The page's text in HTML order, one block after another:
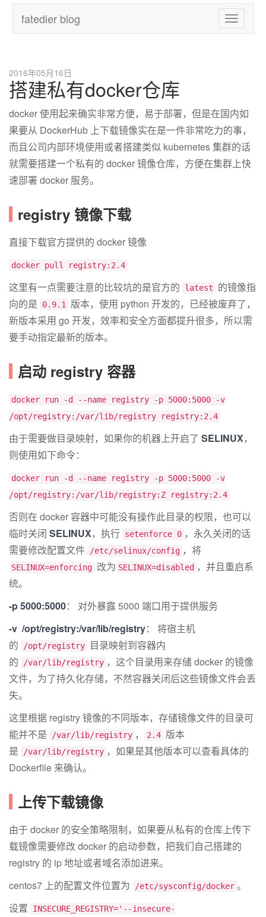
Toggle
fatedier blog
2016年05月16日
搭建私有docker仓库
docker 使用起来确实非常方便，易于部署，但是在国内如
果要从 DockerHub 上下载镜像实在是一件非常吃力的事，
而且公司内部环境使用或者搭建类似 kubernetes 集群的话
就需要搭建一个私有的 docker 镜像仓库，方便在集群上快
速部署 docker 服务。
registry 镜像下载
直接下载官方提供的 docker 镜像
docker pull registry:2.4
这里有一点需要注意的比较坑的是官方的 latest
的镜像指
向的是
0.9.1
版本，使用 python 开发的，已经被废弃了，
新版本采用 go 开发，效率和安全方面都提升很多，所以需
要手动指定最新的版本。
启动 registry 容器
docker run -d --name registry -p 5000:5000 -v
/opt/registry:/var/lib/registry registry:2.4
由于需要做目录映射，如果你的机器上开启了 SELINUX，
则使用如下命令：
docker run -d --name registry -p 5000:5000 -v
/opt/registry:/var/lib/registry:Z registry:2.4
否则在 docker 容器中可能没有操作此目录的权限，也可以
临时关闭 SELINUX，执行 setenforce 0 ，永久关闭的话
需要修改配置文件
/etc/selinux/config ，将
SELINUX=enforcing 改为 SELINUX=disabled ，并且重启系
统。
-p 5000:5000： 对外暴露 5000 端口用于提供服务
-v /opt/registry:/var/lib/registry： 将宿主机
的
/opt/registry
目录映射到容器内
的
/var/lib/registry ，这个目录用来存储 docker 的镜像
文件，为了持久化存储，不然容器关闭后这些镜像文件会丢
失。
这里根据 registry 镜像的不同版本，存储镜像文件的目录可
能并不是
/var/lib/registry ， 2.4 版本
是
/var/lib/registry ，如果是其他版本可以查看具体的
Dockerfile 来确认。
上传下载镜像
由于 docker 的安全策略限制，如果要从私有的仓库上传下
载镜像需要修改 docker 的启动参数，把我们自己搭建的
registry 的 ip 地址或者域名添加进来。
centos7 上的配置文件位置为
/etc/sysconfig/docker 。
设置
INSECURE_REGISTRY='--insecure-